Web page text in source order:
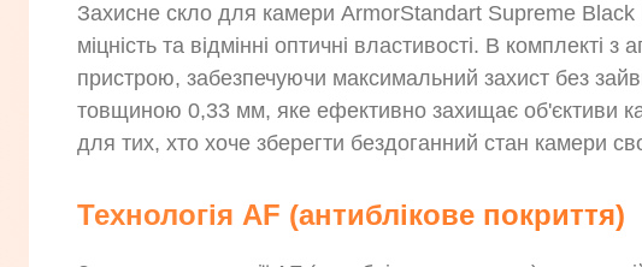
Захисне скло для камери ArmorStandart Supreme
міцність та відмінні оптичні властивості. В
пристрою, забезпечуючи максимальний захист без
товщиною 0,33 мм, яке ефективно захищає об'єктиви
для тих, хто хоче зберегти бездоганний стан камери
Технологія AF (антиблікове покриття)